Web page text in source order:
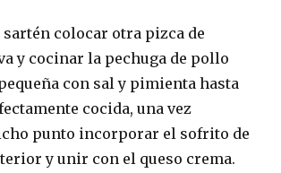
colocar otra pizca de
y cocinar la pechuga de pollo
con sal y pimienta hasta
cocida, una vez
punto incorporar el sofrito de
y unir con el queso crema.